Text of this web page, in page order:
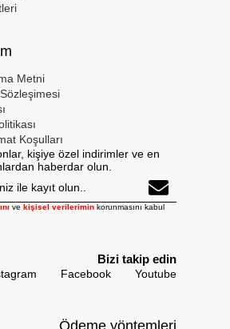
Metni
Koşulları
kişiye özel indirimler ve en
haberdar olun.
vekişisel verilerimin korunmasını kabul
Bizi takip edin
Facebook Youtube
Ödeme yöntemleri